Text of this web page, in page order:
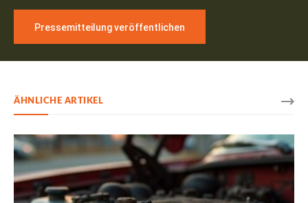
Pressemitteilung veröffentlichen
ÄHNLICHE ARTIKEL